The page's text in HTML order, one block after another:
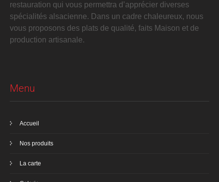
restauration qui vous permettra d’apprécier diverses
spécialités alsacienne. Dans un cadre chaleureux, nous
vous proposons des plats de qualité, faits Maison et de
production artisanale.
Menu
Accueil
Nos produits
La carte